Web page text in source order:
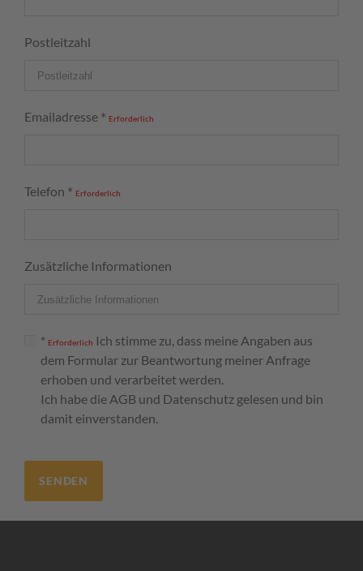
Postleitzahl
Emailadresse * Erforderlich
Telefon * Erforderlich
Zusätzliche Informationen
* Erforderlich Ich stimme zu, dass meine Angaben aus
dem Formular zur Beantwortung meiner Anfrage
erhoben und verarbeitet werden.
Ich habe die AGB und Datenschutz gelesen und bin
damit einverstanden.